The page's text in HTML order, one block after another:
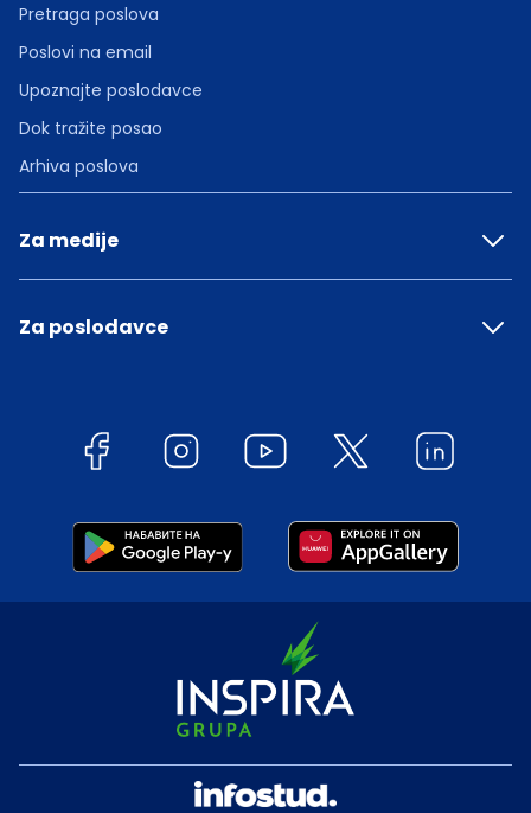
Pretraga poslova
Poslovi na email
Upoznajte poslodavce
Dok tražite posao
Arhiva poslova
Za medije
Za poslodavce